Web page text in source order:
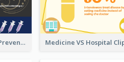
Syringe Clipart For Preventive Medicine